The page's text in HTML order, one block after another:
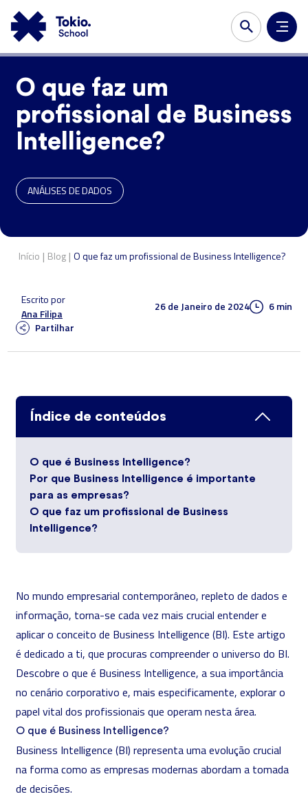
O que faz um
profissional de Business
Intelligence?
ANÁLISES DE DADOS
Início | Blog | O que faz um profissional de Business Intelligence?
Escrito por
Ana Filipa
26 de Janeiro de 2024
6 min
Partilhar
Índice de conteúdos
O que é Business Intelligence?
Por que Business Intelligence é importante
para as empresas?
O que faz um profissional de Business
Intelligence?
No mundo empresarial contemporâneo, repleto de dados e
informação, torna-se cada vez mais crucial entender e
aplicar o conceito de Business Intelligence (BI). Este artigo
é dedicado a ti, que procuras compreender o universo do BI.
Descobre o que é Business Intelligence, a sua importância
no cenário corporativo e, mais especificamente, explorar o
papel vital dos profissionais que operam nesta área.
O que é Business Intelligence?
Business Intelligence (BI) representa uma evolução crucial
na forma como as empresas modernas abordam a tomada
de decisões.